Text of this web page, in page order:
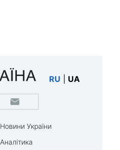
RU UA
Новини України
Аналітика